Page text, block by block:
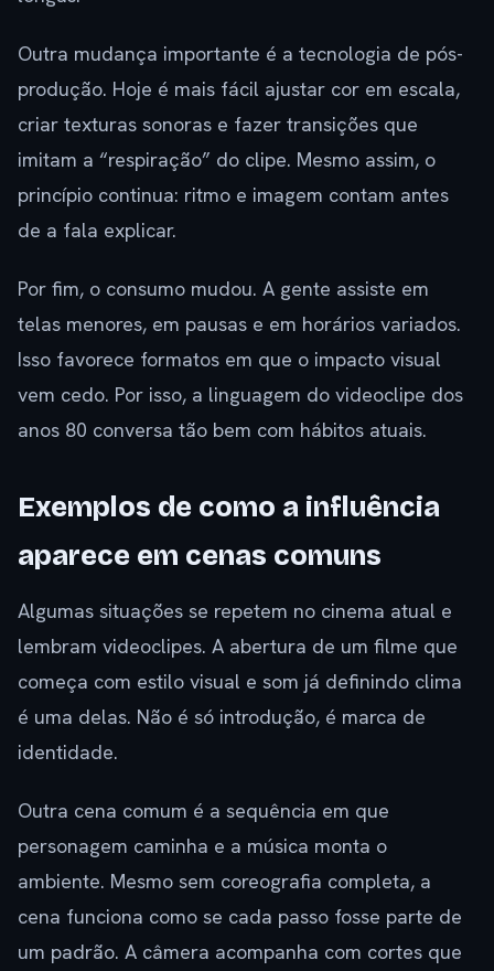
Outra mudança importante é a tecnologia de pós-
produção. Hoje é mais fácil ajustar cor em escala,
criar texturas sonoras e fazer transições que
imitam a “respiração” do clipe. Mesmo assim, o
princípio continua: ritmo e imagem contam antes
de a fala explicar.
Por fim, o consumo mudou. A gente assiste em
telas menores, em pausas e em horários variados.
Isso favorece formatos em que o impacto visual
vem cedo. Por isso, a linguagem do videoclipe dos
anos 80 conversa tão bem com hábitos atuais.
Exemplos de como a influência
aparece em cenas comuns
Algumas situações se repetem no cinema atual e
lembram videoclipes. A abertura de um filme que
começa com estilo visual e som já definindo clima
é uma delas. Não é só introdução, é marca de
identidade.
Outra cena comum é a sequência em que
personagem caminha e a música monta o
ambiente. Mesmo sem coreografia completa, a
cena funciona como se cada passo fosse parte de
um padrão. A câmera acompanha com cortes que